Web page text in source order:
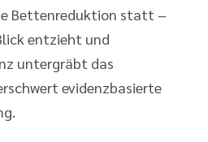
Bettenreduktion statt –
entzieht und
untergräbt das
evidenzbasierte